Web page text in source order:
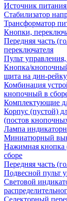
Источник
Стабилизатор
Трансформатор
Кнопки,
Передняя часть
переключателя
Пульт
Кнопка/
щита на дин-рейку
Комбинация
кнопочный в
Комплектующие
Корпус (пустой)
(постов
Лампа
Миниатюрный
Нажимная кнопка
сборе
Передняя часть
Подвесной пульт
Световой
Селекторный